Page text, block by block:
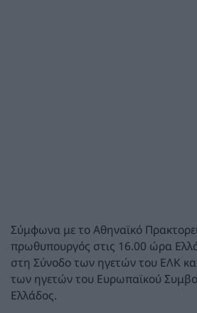
Σύμφωνα με το Αθηναϊκό
πρωθυπουργός στις 16.00 ώρα
στη Σύνοδο των ηγετών του ΕΛΚ
των ηγετών του Ευρωπαϊκού
Ελλάδος.